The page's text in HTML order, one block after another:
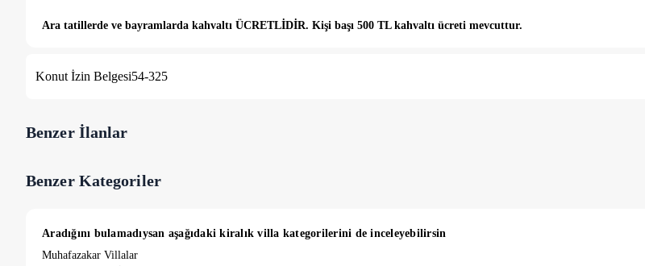
Ara tatillerde ve bayramlarda kahvaltı ÜCRETLİDİR. Kişi başı 500 TL kahvaltı ücreti mevcuttur.
NOT : Şömine odunu misafirlere aittir.
Konut İzin Belgesi54-325
Benzer İlanlar
Benzer Kategoriler
Aradığını bulamadıysan aşağıdaki kiralık villa kategorilerini de inceleyebilirsin
Muhafazakar Villalar